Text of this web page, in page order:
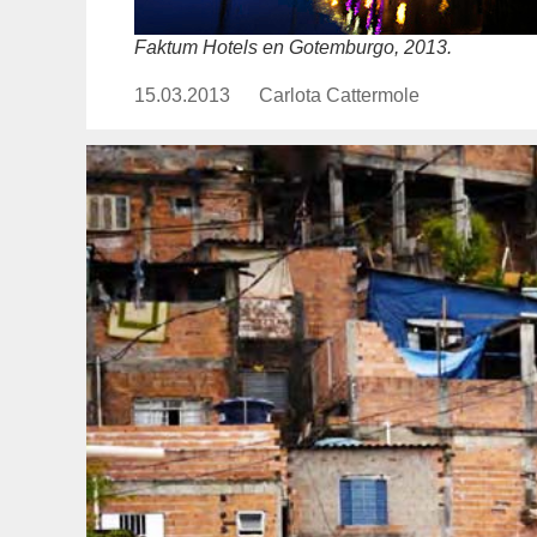
Faktum Hotels en Gotemburgo, 2013.
Publicado
15.03.2013 https://www.experimenta.es/
Carlota Cattermole